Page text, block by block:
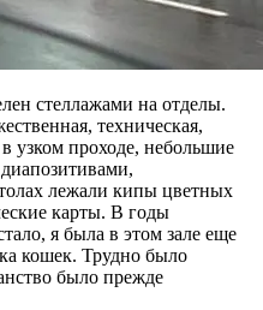
стеллажами на отделы.
техническая,
узком проходе, небольшие
лежали кипы цветных
карты. В годы
я была в этом зале еще
кошек. Трудно было
было прежде